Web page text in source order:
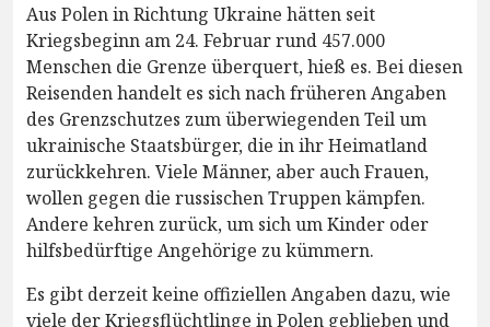
Aus Polen in Richtung Ukraine hätten seit
Kriegsbeginn am 24. Februar rund 457.000
Menschen die Grenze überquert, hieß es. Bei diesen
Reisenden handelt es sich nach früheren Angaben
des Grenzschutzes zum überwiegenden Teil um
ukrainische Staatsbürger, die in ihr Heimatland
zurückkehren. Viele Männer, aber auch Frauen,
wollen gegen die russischen Truppen kämpfen.
Andere kehren zurück, um sich um Kinder oder
hilfsbedürftige Angehörige zu kümmern.
Es gibt derzeit keine offiziellen Angaben dazu, wie
viele der Kriegsflüchtlinge in Polen geblieben und